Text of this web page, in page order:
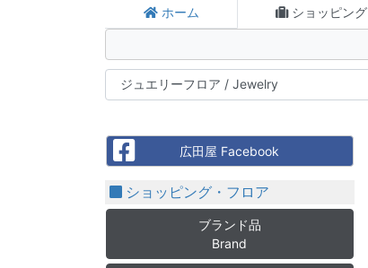
ホーム ショッピング
Facebook広田屋 Facebook
ショッピング・フロア
ブランド品
Brand